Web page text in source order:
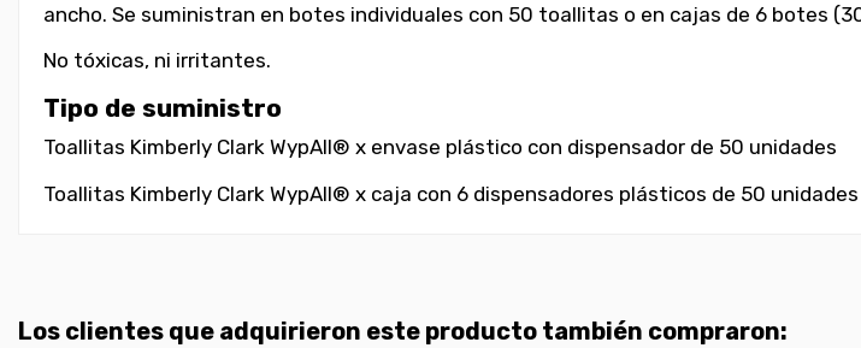
ancho. Se suministran en botes individuales con 50 toallitas o en cajas de 6 botes
No tóxicas, ni irritantes.
Tipo de suministro
Toallitas Kimberly Clark WypAll® x envase plástico con dispensador de 50 unidades
Toallitas Kimberly Clark WypAll® x caja con 6 dispensadores plásticos de 50
Los clientes que adquirieron este producto también compraron: